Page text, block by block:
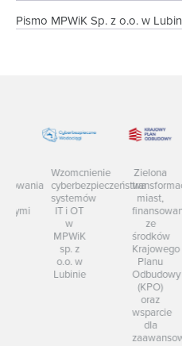
Pismo MPWiK Sp. z o.o. w
Wzomcnienie
cyberbezpieczeństwa
systemów
IT i OT
MPWiK
sp. z
o.o. w
Lubinie
Zielona
transformacja
miast,
finansowana
środków
Krajowego
Planu
Odbudowy
(KPO)
oraz
wsparcie
dla